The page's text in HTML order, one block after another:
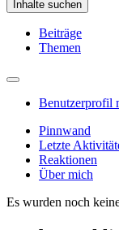
Inhalte suchen
Beiträge
Themen
Benutzerprofil
Pinnwand
Letzte
Reaktionen
Über mich
Es wurden noch